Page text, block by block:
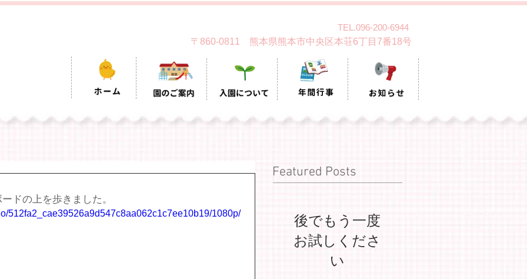
〒860-0811 熊本県熊本市中央区本荘6丁目7番18号
TEL.096-200-6944
ドの上を歩きました。
512fa2_cae39526a9d547c8aa062c1c7ee10b19/1080p/
Featured Posts
後でもう一度
お試しくださ
い